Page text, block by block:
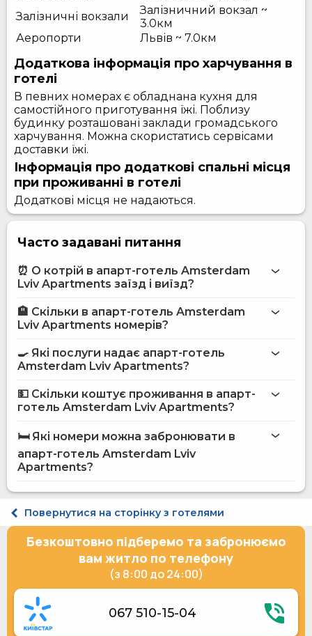
Залізничні вокзали
Залізничний вокзал ~
3.0км
Аеропорти
Львів ~ 7.0км
Додаткова інформація про харчування в
готелі
В певних номерах є обладнана кухня для
самостійного приготування їжі. Поблизу
будинку розташовані заклади громадського
харчування. Можна скористатись сервісами
доставки їжі.
Інформація про додаткові спальні місця
при проживанні в готелі
Додаткові місця не надаються.
Часто задавані питання
⏰ О котрій в апарт-готель Amsterdam
Lviv Apartments заїзд і виїзд?
Більше інформації про Апарт-готель Amsterdam Lviv
Apartments
🏨 Скільки в апарт-готель Amsterdam
Lviv Apartments номерів?
🍳 Які послуги надає апарт-готель
Amsterdam Lviv Apartments?
Перукарня / Салон краси
Автостоянка
Пральня
Розміщення з тваринами
Послуги по прасуванню одягу
💵 Скільки коштує проживання в апарт-
готель Amsterdam Lviv Apartments?
Apartments
Hotels24.ua
🛏️ Які номери можна забронювати в
апарт-готель Amsterdam Lviv
Apartments?
Стандарт 4-місний №3
Стандарт 4-місний №4
Люкс 4-місний №2
Люкс 6-місний №5
Повернутися на сторінку з готелями
Безкоштовно підберемо та забронюємо
вам житло по телефону
(з 8:00 до 24:00)
067 510-15-04